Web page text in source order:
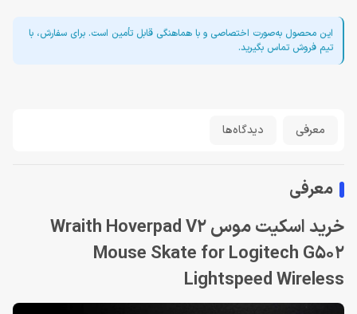
این محصول به‌صورت اختصاصی و با هماهنگی قابل تأمین است. برای سفارش، با
تیم فروش تماس بگیرید.
معرفی دیدگاه‌ها
معرفی
خرید اسکیت موس Wraith Hoverpad V2
Mouse Skate for Logitech G502
Lightspeed Wireless